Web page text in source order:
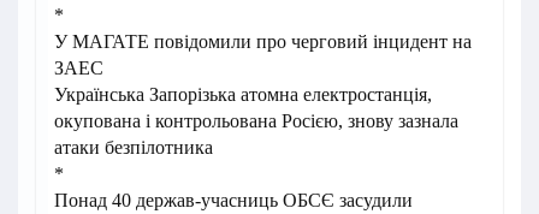
*
У МАГАТЕ повідомили про черговий інцидент на
ЗАЕС
Українська Запорізька атомна електростанція,
окупована і контрольована Росією, знову зазнала
атаки безпілотника
*
Понад 40 держав-учасниць ОБСЄ засудили